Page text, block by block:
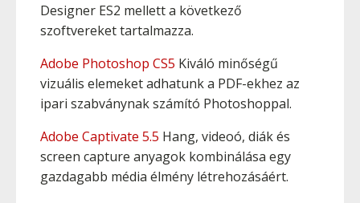
Designer ES2 mellett a következő
szoftvereket tartalmazza.
Adobe Photoshop CS5 Kiváló minőségű
vizuális elemeket adhatunk a PDF-ekhez az
ipari szabványnak számító Photoshoppal.
Adobe Captivate 5.5 Hang, videoó, diák és
screen capture anyagok kombinálása egy
gazdagabb média élmény létrehozásáért.